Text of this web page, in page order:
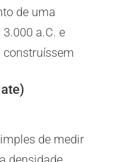
de uma
a.C. e
construíssem
de medir